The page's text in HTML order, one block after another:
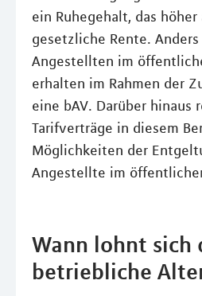
ein Ruhegehalt, das
gesetzliche Rente.
Angestellten im
erhalten im Rahmen der
eine bAV. Darüber hinaus
Tarifverträge in diesem
Möglichkeiten der
Angestellte im
Wann lohnt sich
betriebliche